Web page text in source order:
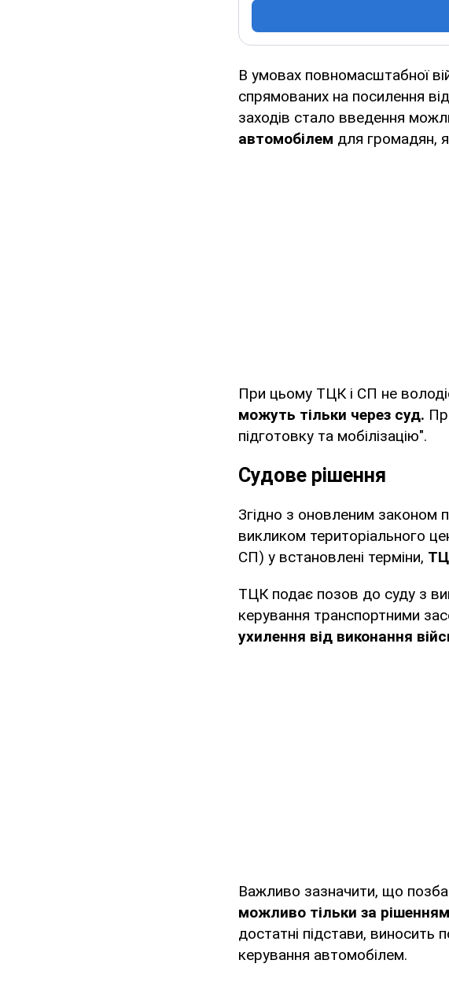
В умовах повномасштабної
спрямованих на посилення
заходів стало введення
автомобілем для громадян,
При цьому ТЦК і СП не
можуть тільки через суд.
підготовку та мобілізацію".
Судове рішення
Згідно з оновленим законом
викликом територіального
СП) у встановлені терміни,
ТЦК подає позов до суду з
керування транспортними
ухилення від виконання
Важливо зазначити, що
можливо тільки за
достатні підстави,
керування автомобілем.